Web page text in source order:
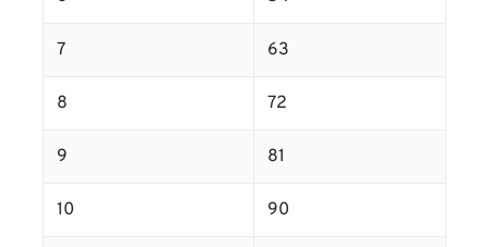
7 63
8 72
9 81
10 90